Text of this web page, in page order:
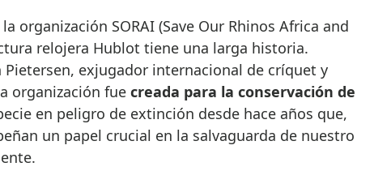
relojera Hublot tiene una larga historia.
Pietersen, exjugador internacional de críquet y
organización fuecreada para la conservación de
en peligro de extinción desde hace años que,
un papel crucial en la salvaguarda de nuestro